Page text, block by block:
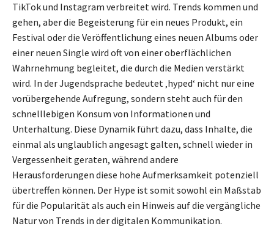
TikTok und Instagram verbreitet wird. Trends kommen und
gehen, aber die Begeisterung für ein neues Produkt, ein
Festival oder die Veröffentlichung eines neuen Albums oder
einer neuen Single wird oft von einer oberflächlichen
Wahrnehmung begleitet, die durch die Medien verstärkt
wird. In der Jugendsprache bedeutet ‚hyped‘ nicht nur eine
vorübergehende Aufregung, sondern steht auch für den
schnelllebigen Konsum von Informationen und
Unterhaltung. Diese Dynamik führt dazu, dass Inhalte, die
einmal als unglaublich angesagt galten, schnell wieder in
Vergessenheit geraten, während andere
Herausforderungen diese hohe Aufmerksamkeit potenziell
übertreffen können. Der Hype ist somit sowohl ein Maßstab
für die Popularität als auch ein Hinweis auf die vergängliche
Natur von Trends in der digitalen Kommunikation.